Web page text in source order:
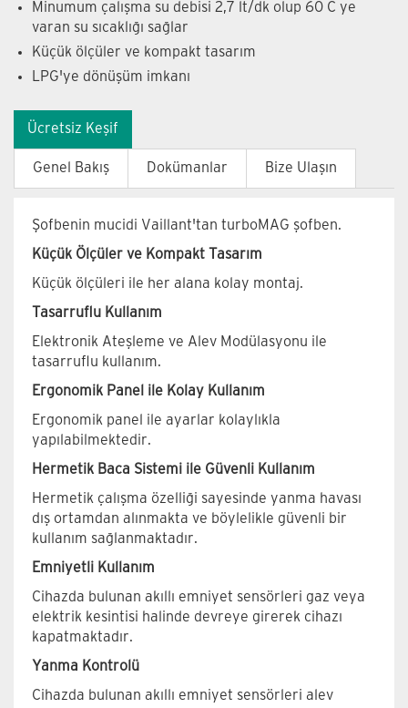
Minumum çalışma su debisi 2,7 lt/dk olup 60 C ye
varan su sıcaklığı sağlar
Küçük ölçüler ve kompakt tasarım
LPG'ye dönüşüm imkanı
Ücretsiz Keşif
Genel Bakış Dokümanlar Bize Ulaşın
Şofbenin mucidi Vaillant'tan turboMAG şofben.
Küçük Ölçüler ve Kompakt Tasarım
Küçük ölçüleri ile her alana kolay montaj.
Tasarruflu Kullanım
Elektronik Ateşleme ve Alev Modülasyonu ile
tasarruflu kullanım.
Ergonomik Panel ile Kolay Kullanım
Ergonomik panel ile ayarlar kolaylıkla
yapılabilmektedir.
Hermetik Baca Sistemi ile Güvenli Kullanım
Hermetik çalışma özelliği sayesinde yanma havası
dış ortamdan alınmakta ve böylelikle güvenli bir
kullanım sağlanmaktadır.
Emniyetli Kullanım
Cihazda bulunan akıllı emniyet sensörleri gaz veya
elektrik kesintisi halinde devreye girerek cihazı
kapatmaktadır.
Yanma Kontrolü
Cihazda bulunan akıllı emniyet sensörleri alev